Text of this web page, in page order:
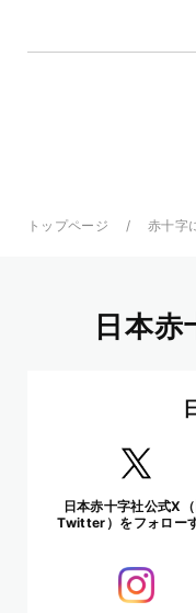
トップページ 赤十字
日本赤
日本赤十字社公式X
Twitter）をフォロー